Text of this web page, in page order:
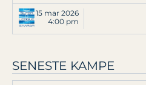
15 mar 2026
4:00 pm
SENESTE KAMPE